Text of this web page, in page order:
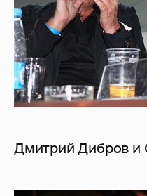
Дмитрий Дибров и